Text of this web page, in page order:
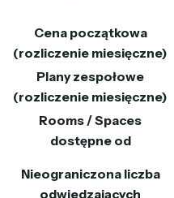
Cena początkowa
(rozliczenie miesięczne)
Plany zespołowe
(rozliczenie miesięczne)
Rooms / Spaces
dostępne od
Nieograniczona liczba
odwiedzających